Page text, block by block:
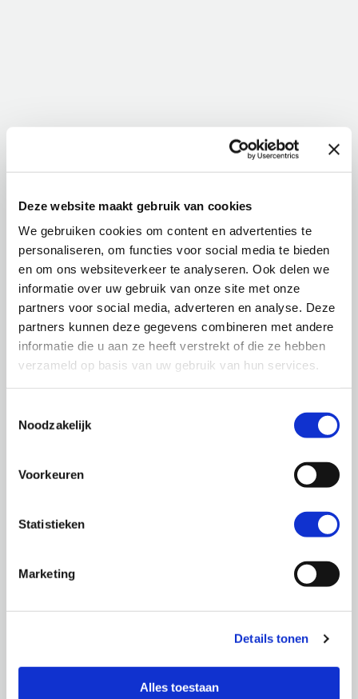
Deze website maakt gebruik van cookies
We gebruiken cookies om content en advertenties te
personaliseren, om functies voor social media te bieden
en om ons websiteverkeer te analyseren. Ook delen we
informatie over uw gebruik van onze site met onze
partners voor social media, adverteren en analyse. Deze
partners kunnen deze gegevens combineren met andere
informatie die u aan ze heeft verstrekt of die ze hebben
verzameld op basis van uw gebruik van hun services.
Noodzakelijk
Voorkeuren
Statistieken
Marketing
Details tonen
Alles toestaan
Selecteer een periode in de kalender en u krijgt een